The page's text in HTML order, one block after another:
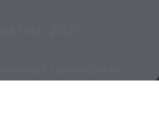
характер и не